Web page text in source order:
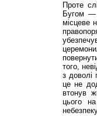
Проте
Бугом —
місцеве
того,
з доволі
це не
втонув
цього